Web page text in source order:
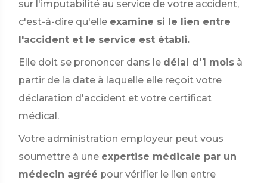
sur l'imputabilité au service de votre accident,
c'est-à-dire qu'elle examine si le lien entre
l'accident et le service est établi.
Elle doit se prononcer dans le délai d'1 mois à
partir de la date à laquelle elle reçoit votre
déclaration d'accident et votre certificat
médical.
Votre administration employeur peut vous
soumettre à une expertise médicale par un
médecin agréé pour vérifier le lien entre